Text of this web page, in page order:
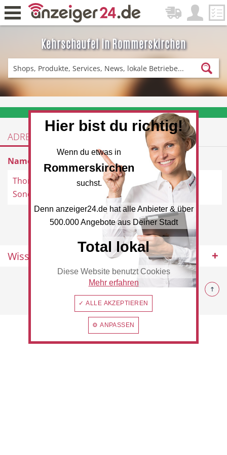
Kehrschaufel in Rommerskirchen
Zurück
Fitness & Sport Einkaufen
DE-News News
Restaurant Hotel
Beauty & Wellness Auto
Handwerk Sport & Freizeit
❤️ Aktuelle Angebote & Prospekte per Newsletter erhalten
ADRESSEN
Name
Adresse
Thomas Philipps
Sonderposten
Venloerstraße 2, 41569
Rommerskirchen
Wissenswertes
© 2026 Rommerskirchen
Hier bist du richtig!
Wenn du etwas in
Rommerskirchen
suchst.
Denn anzeiger24.de hat alle Anbieter & über
500.000 Angebote aus Deiner Stadt
Total lokal
Diese Website benutzt Cookies
Mehr erfahren
✓ ALLE AKZEPTIEREN
⚙ ANPASSEN